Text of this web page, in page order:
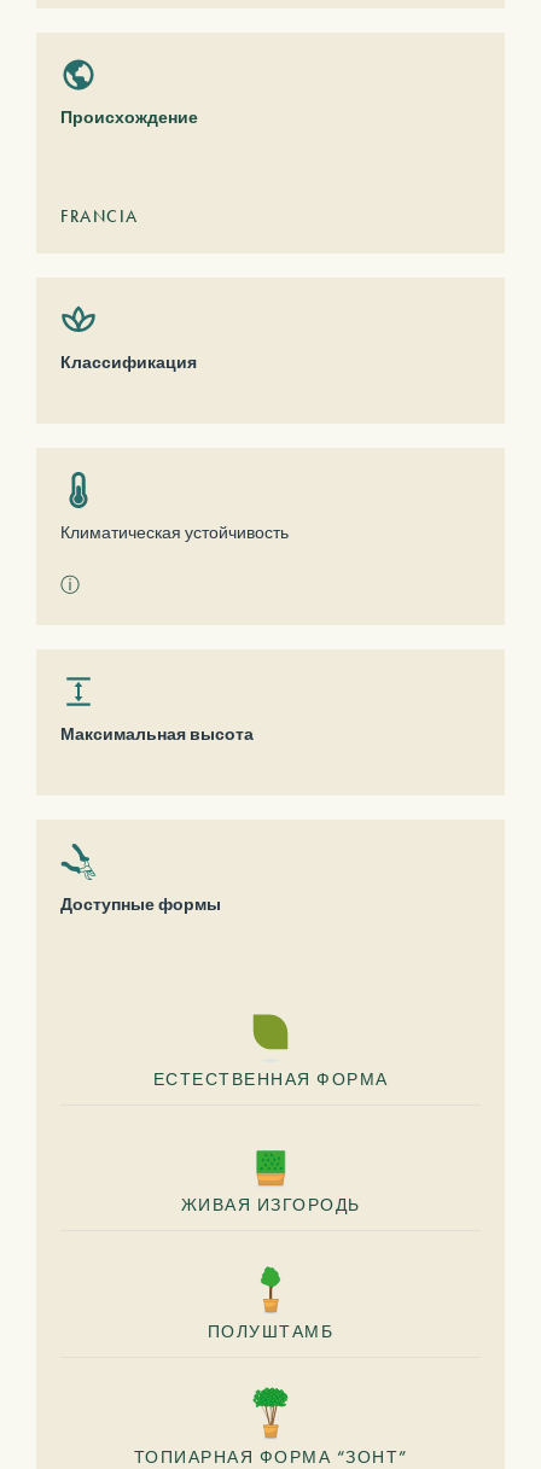
Происхождение
FRANCIA
Классификация
Климатическая устойчивость
ⓘ
Максимальная высота
Доступные формы
ЕСТЕСТВЕННАЯ ФОРМА
ЖИВАЯ ИЗГОРОДЬ
ПОЛУШТАМБ
ТОПИАРНАЯ ФОРМА “ЗОНТ”